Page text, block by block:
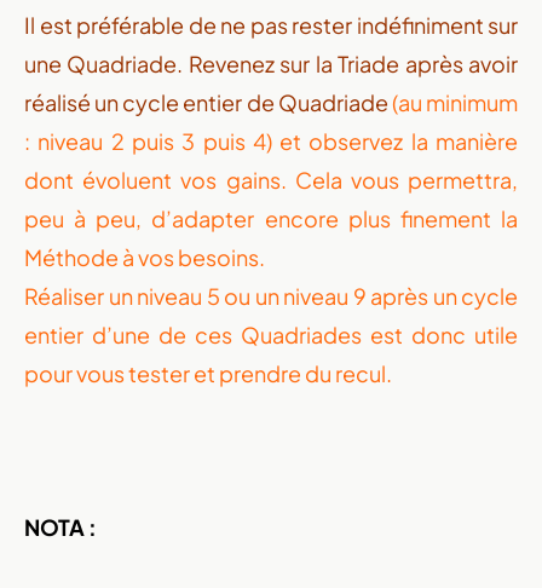
Il est préférable de ne pas rester indéfiniment sur
une Quadriade. Revenez sur la Triade après avoir
réalisé un cycle entier de Quadriade(au minimum
: niveau 2 puis 3 puis 4) et observez la manière
dont évoluent vos gains. Cela vous permettra,
peu à peu, d’adapter encore plus finement la
Méthode à vos besoins.
Réaliser un niveau 5 ou un niveau 9 après un cycle
entier d’une de ces Quadriades est donc utile
pour vous tester et prendre du recul.
NOTA :